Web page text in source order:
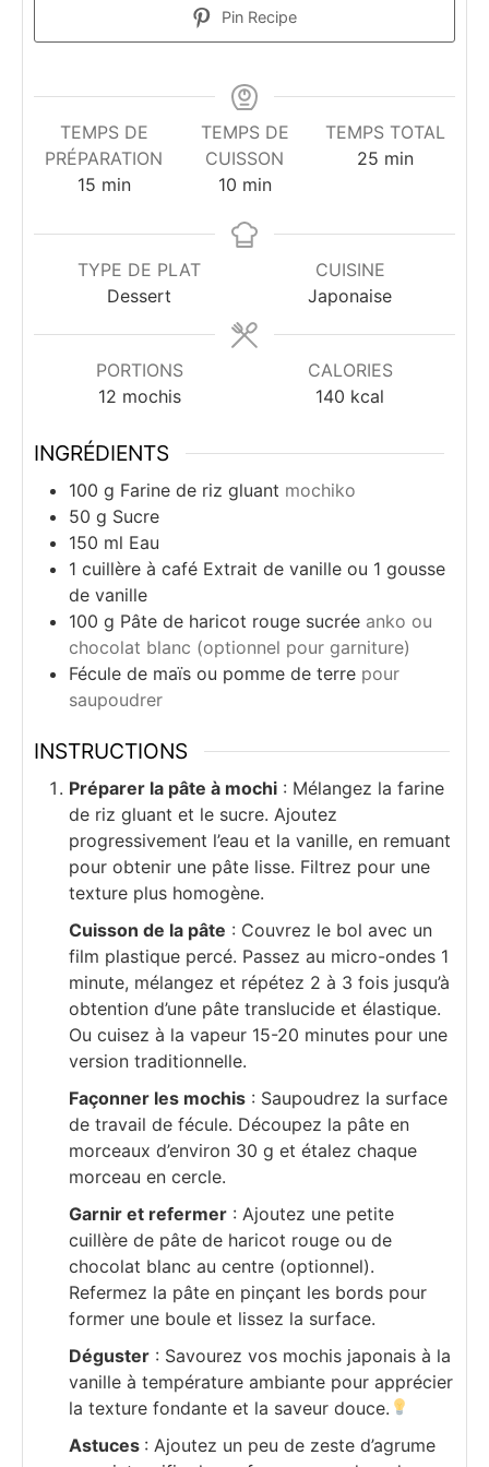
i
d
e
o
Pin Recipe
TEMPS DE
PRÉPARATION
15minutes
min
TEMPS DE
CUISSON
10minutes
min
TEMPS TOTAL
25minutes
min
TYPE DE PLAT
Dessert
CUISINE
Japonaise
PORTIONS
12 mochis
CALORIES
140 kcal
INGRÉDIENTS
100 g Farine de riz gluant mochiko
50 g Sucre
150 ml Eau
1 cuillère à café Extrait de vanille ou 1 gousse
de vanille
100 g Pâte de haricot rouge sucrée anko ou
chocolat blanc (optionnel pour garniture)
Fécule de maïs ou pomme de terre pour
saupoudrer
INSTRUCTIONS
Préparer la pâte à mochi : Mélangez la farine
de riz gluant et le sucre. Ajoutez
progressivement l’eau et la vanille, en remuant
pour obtenir une pâte lisse. Filtrez pour une
texture plus homogène.
Cuisson de la pâte : Couvrez le bol avec un
film plastique percé. Passez au micro-ondes 1
minute, mélangez et répétez 2 à 3 fois jusqu’à
obtention d’une pâte translucide et élastique.
Ou cuisez à la vapeur 15-20 minutes pour une
version traditionnelle.
Façonner les mochis : Saupoudrez la surface
de travail de fécule. Découpez la pâte en
morceaux d’environ 30 g et étalez chaque
morceau en cercle.
Garnir et refermer : Ajoutez une petite
cuillère de pâte de haricot rouge ou de
chocolat blanc au centre (optionnel).
Refermez la pâte en pinçant les bords pour
former une boule et lissez la surface.
Déguster : Savourez vos mochis japonais à la
vanille à température ambiante pour apprécier
la texture fondante et la saveur douce.
Astuces : Ajoutez un peu de zeste d’agrume